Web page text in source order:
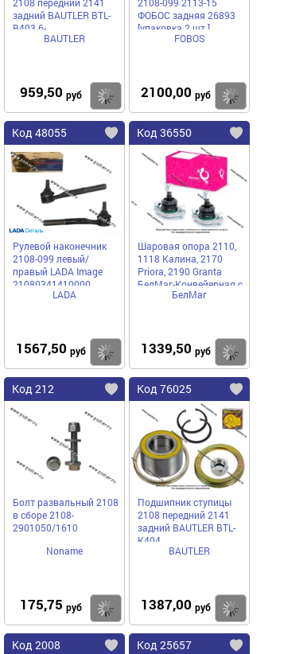
2108 передний 2141
задний BAUTLER BTL-
B403 6-
256907/309726B DA
BAUTLER
959,50 руб Купить
2108-099 2113-15
ФОБОС задняя 26893
[упаковка 2 шт.]
FOBOS
2100,00 руб
Код 48055
Рулевой наконечник
2108-099 левый/
правый LADA Image
21080341410000
LADA
1567,50 руб Купить
Код 36550
Шаровая опора 2110,
1118 Калина, 2170
Priora, 2190 Granta
БелМаг-Конвейерная с
крепежом 2шт BM0090
БелМаг
1339,50 руб
Код 212
Болт развальный 2108
в сборе 2108-
2901050/1610
Noname
175,75 руб Купить
Код 76025
Подшипник ступицы
2108 передний 2141
задний BAUTLER BTL-
K404
BAUTLER
1387,00 руб
Код 2008 Код 25657